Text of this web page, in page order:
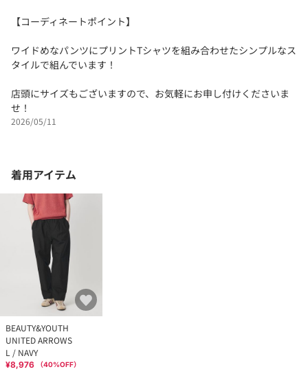
【コーディネートポイント】
ワイドめなパンツにプリントTシャツを組み合わせたシンプルなス
タイルで組んでいます！
店頭にサイズもございますので、お気軽にお申し付けくださいま
せ！
2026/05/11
着用アイテム
BEAUTY&YOUTH
UNITED ARROWS
L / NAVY
¥8,976 （40%OFF）